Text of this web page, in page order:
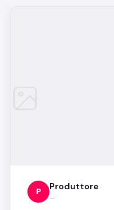
P Produttore
—